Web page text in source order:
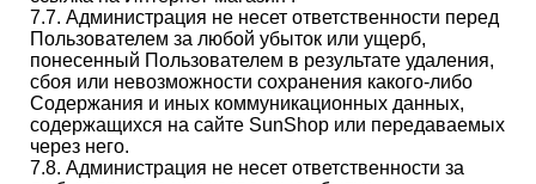
7.7. Администрация не несет ответственности перед
Пользователем за любой убыток или ущерб,
понесенный Пользователем в результате удаления,
сбоя или невозможности сохранения какого-либо
Содержания и иных коммуникационных данных,
содержащихся на сайте SunShop или передаваемых
через него.
7.8. Администрация не несет ответственности за